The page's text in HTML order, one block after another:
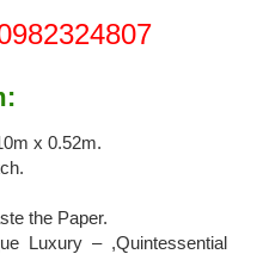
x 0.52m.
the Paper.
Luxury – ,Quintessential